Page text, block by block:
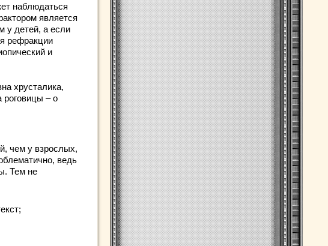
наблюдаться
является
у детей, а если
рефракции
и
хрусталика,
роговицы – о
чем у взрослых,
ведь
Тем не